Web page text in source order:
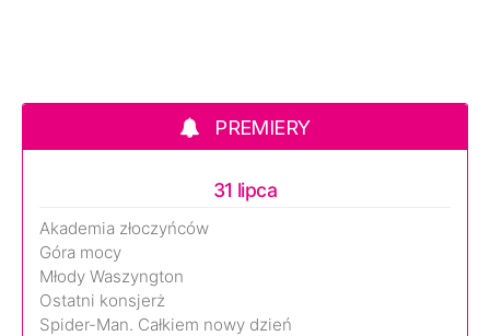
PREMIERY
31 lipca
Akademia złoczyńców
Góra mocy
Młody Waszyngton
Ostatni konsjerż
Spider-Man. Całkiem nowy dzień